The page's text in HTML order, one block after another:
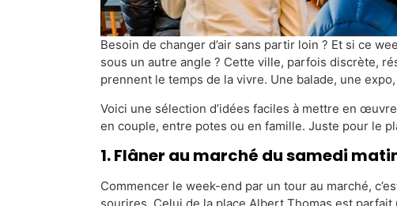
Besoin de changer d’air sans partir loin ? Et si ce
sous un autre angle ? Cette ville, parfois discrète,
prennent le temps de la vivre. Une balade, une
Voici une sélection d’idées faciles à mettre en
en couple, entre potes ou en famille. Juste pour le
1. Flâner au marché du samedi
Commencer le week-end par un tour au marché,